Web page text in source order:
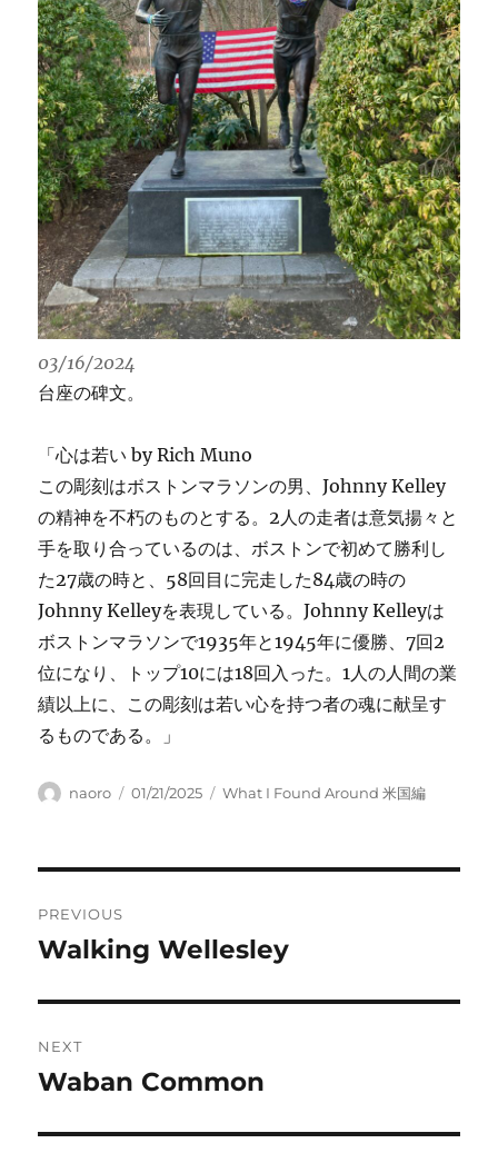
03/16/2024
台座の碑文。
「心は若い by Rich Muno
この彫刻はボストンマラソンの男、Johnny Kelley
の精神を不朽のものとする。2人の走者は意気揚々と
手を取り合っているのは、ボストンで初めて勝利し
た27歳の時と、58回目に完走した84歳の時の
Johnny Kelleyを表現している。Johnny Kelleyは
ボストンマラソンで1935年と1945年に優勝、7回2
位になり、トップ10には18回入った。1人の人間の業
績以上に、この彫刻は若い心を持つ者の魂に献呈す
るものである。」
Author
naoro
Posted
01/21/2025 Categories
What I Found Around 米国編
navigation
PREVIOUS
Previous
Walking Wellesley
NEXT
Next
Waban Common